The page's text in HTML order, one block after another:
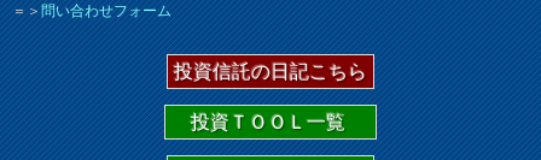
＝＞問い合わせフォーム
投資信託の日記こちら
投資ＴＯＯＬ一覧